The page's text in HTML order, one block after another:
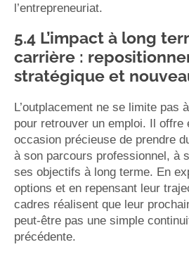
l’entrepreneuriat.
5.4 L’impact à long
carrière :
stratégique et
L’outplacement ne se limite pas
pour retrouver un emploi. Il offre
occasion précieuse de prendre
à son parcours professionnel, à
ses objectifs à long terme. En
options et en repensant leur
cadres réalisent que leur
peut-être pas une simple
précédente.